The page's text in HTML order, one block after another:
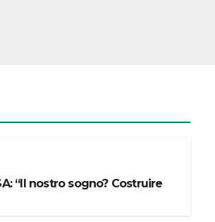
“Il nostro sogno? Costruire